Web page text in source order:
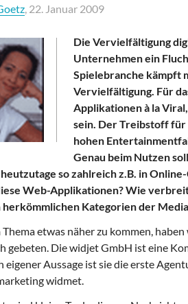
, 22. Januar 2009
Die Vervielfältigung
Unternehmen ein
Spielebranche kämpft
Vervielfältigung. Für
Applikationen à la
sein. Der Treibstoff für
hohen
Genau beim Nutzen
so zahlreich z.B. in
Web-Applikationen? Wie
herkömmlichen Kategorien der
Thema etwas näher zu kommen,
gebeten. Die widjet GmbH ist eine
eigener Aussage ist sie die erste
widmet.